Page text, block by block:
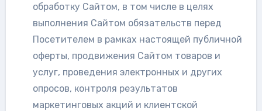
обработку Сайтом, в том числе в целях
выполнения Сайтом обязательств перед
Посетителем в рамках настоящей публичной
оферты, продвижения Сайтом товаров и
услуг, проведения электронных и других
опросов, контроля результатов
маркетинговых акций и клиентской